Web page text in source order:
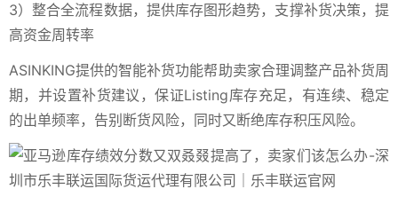
3）整合全流程数据，提供库存图形趋势，支撑补货决策，提
高资金周转率
ASINKING提供的智能补货功能帮助卖家合理调整产品补货周
期，并设置补货建议，保证Listing库存充足，有连续、稳定
的出单频率，告别断货风险，同时又断绝库存积压风险。